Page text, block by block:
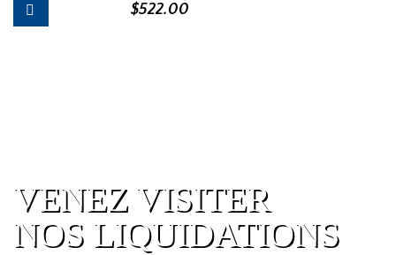
$522.00
VENEZ VISITER
NOS LIQUIDATIONS